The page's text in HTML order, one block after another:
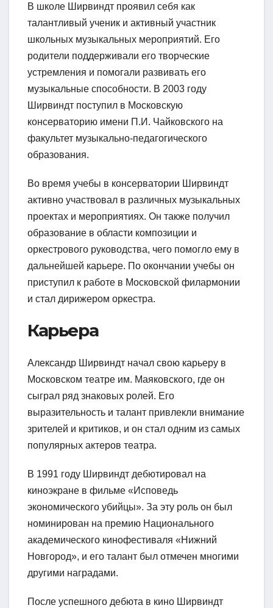
В школе Ширвиндт проявил себя как
талантливый ученик и активный участник
школьных музыкальных мероприятий. Его
родители поддерживали его творческие
устремления и помогали развивать его
музыкальные способности. В 2003 году
Ширвиндт поступил в Московскую
консерваторию имени П.И. Чайковского на
факультет музыкально-педагогического
образования.
Во время учебы в консерватории Ширвиндт
активно участвовал в различных музыкальных
проектах и мероприятиях. Он также получил
образование в области композиции и
оркестрового руководства, чего помогло ему в
дальнейшей карьере. По окончании учебы он
приступил к работе в Московской филармонии
и стал дирижером оркестра.
Карьера
Александр Ширвиндт начал свою карьеру в
Московском театре им. Маяковского, где он
сыграл ряд знаковых ролей. Его
выразительность и талант привлекли внимание
зрителей и критиков, и он стал одним из самых
популярных актеров театра.
В 1991 году Ширвиндт дебютировал на
киноэкране в фильме «Исповедь
экономического убийцы». За эту роль он был
номинирован на премию Национального
академического кинофестиваля «Нижний
Новгород», и его талант был отмечен многими
другими наградами.
После успешного дебюта в кино Ширвиндт